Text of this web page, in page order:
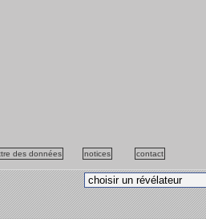
des données notices contact